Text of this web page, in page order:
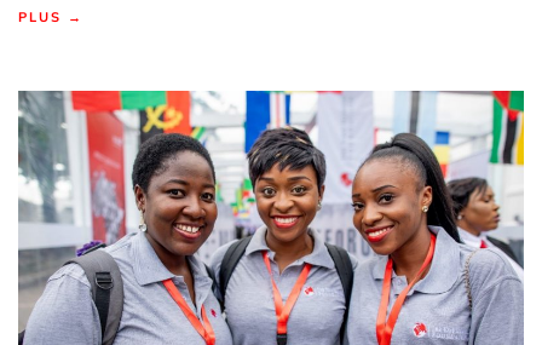
PLUS →